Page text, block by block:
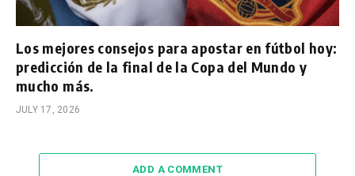
Los mejores consejos para apostar en fútbol hoy:
predicción de la final de la Copa del Mundo y
mucho más.
JULY 17, 2026
ADD A COMMENT